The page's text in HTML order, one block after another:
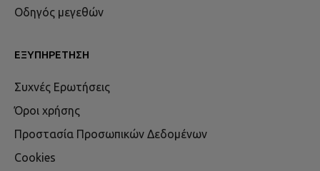
Οδηγός μεγεθών
ΕΞΥΠΗΡΈΤΗΣΗ
Συχνές Ερωτήσεις
Όροι χρήσης
Προστασία Προσωπικών Δεδομένων
Cookies